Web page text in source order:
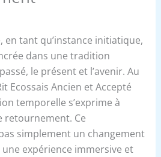
en tant qu’instance initiatique,
dans une tradition
le présent et l’avenir. Au
Ecossais Ancien et Accepté
temporelle s’exprime à
retournement. Ce
simplement un changement
expérience immersive et